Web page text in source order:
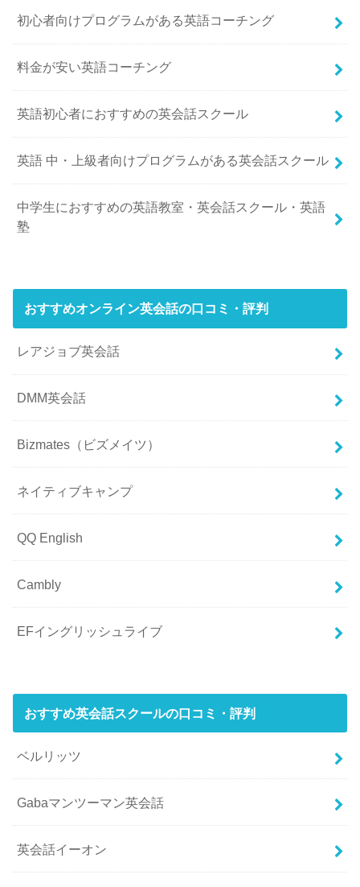
初心者向けプログラムがある英語コーチング
料金が安い英語コーチング
英語初心者におすすめの英会話スクール
英語 中・上級者向けプログラムがある英会話スクール
中学生におすすめの英語教室・英会話スクール・英語
塾
おすすめオンライン英会話の口コミ・評判
レアジョブ英会話
DMM英会話
Bizmates（ビズメイツ）
ネイティブキャンプ
QQ English
Cambly
EFイングリッシュライブ
おすすめ英会話スクールの口コミ・評判
ベルリッツ
Gabaマンツーマン英会話
英会話イーオン